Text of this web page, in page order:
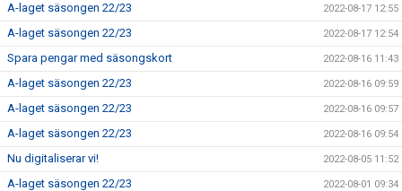
A-laget säsongen 22/23 2022-08-17 12:55
A-laget säsongen 22/23 2022-08-17 12:54
Spara pengar med säsongskort 2022-08-16 11:43
A-laget säsongen 22/23 2022-08-16 09:59
A-laget säsongen 22/23 2022-08-16 09:57
A-laget säsongen 22/23 2022-08-16 09:54
Nu digitaliserar vi! 2022-08-05 11:52
A-laget säsongen 22/23 2022-08-01 09:34